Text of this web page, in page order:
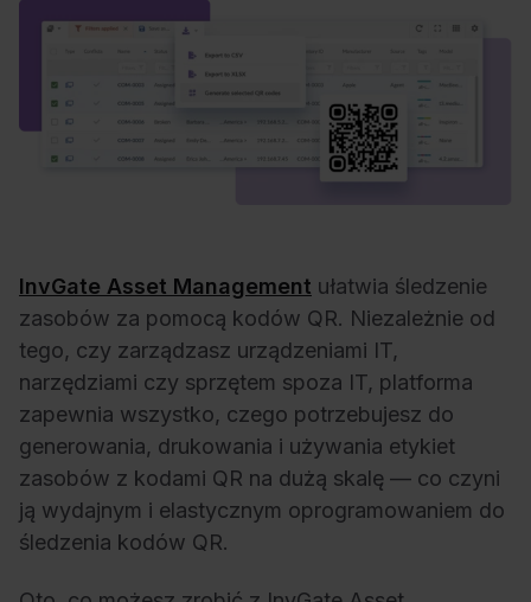
InvGate Asset Management ułatwia śledzenie
zasobów za pomocą kodów QR. Niezależnie od
tego, czy zarządzasz urządzeniami IT,
narzędziami czy sprzętem spoza IT, platforma
zapewnia wszystko, czego potrzebujesz do
generowania, drukowania i używania etykiet
zasobów z kodami QR na dużą skalę — co czyni
ją wydajnym i elastycznym oprogramowaniem do
śledzenia kodów QR.